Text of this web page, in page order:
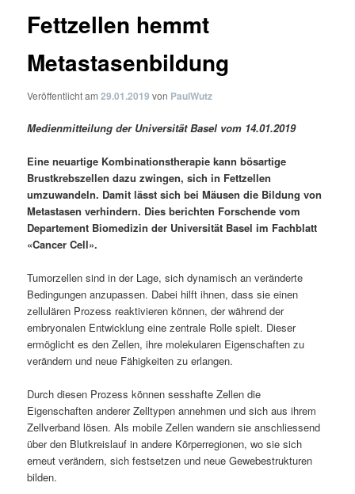
Fettzellen hemmt
Metastasenbildung
Veröffentlicht am29.01.2019 von PaulWutz
Medienmitteilung der Universität Basel vom 14.01.2019
Eine neuartige Kombinationstherapie kann bösartige
Brustkrebszellen dazu zwingen, sich in Fettzellen
umzuwandeln. Damit lässt sich bei Mäusen die Bildung von
Metastasen verhindern. Dies berichten Forschende vom
Departement Biomedizin der Universität Basel im Fachblatt
«Cancer Cell».
Tumorzellen sind in der Lage, sich dynamisch an veränderte
Bedingungen anzupassen. Dabei hilft ihnen, dass sie einen
zellulären Prozess reaktivieren können, der während der
embryonalen Entwicklung eine zentrale Rolle spielt. Dieser
ermöglicht es den Zellen, ihre molekularen Eigenschaften zu
verändern und neue Fähigkeiten zu erlangen.
Durch diesen Prozess können sesshafte Zellen die
Eigenschaften anderer Zelltypen annehmen und sich aus ihrem
Zellverband lösen. Als mobile Zellen wandern sie anschliessend
über den Blutkreislauf in andere Körperregionen, wo sie sich
erneut verändern, sich festsetzen und neue Gewebestrukturen
bilden.